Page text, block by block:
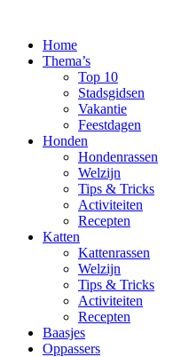
inhoud
Home
Thema’s
Top 10
Stadsgidsen
Vakantie
Feestdagen
Honden
Hondenrassen
Welzijn
Tips & Tricks
Activiteiten
Recepten
Katten
Kattenrassen
Welzijn
Tips & Tricks
Activiteiten
Recepten
Baasjes
Oppassers